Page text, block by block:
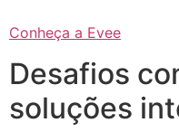
Conheça a Evee
Desafios
soluções